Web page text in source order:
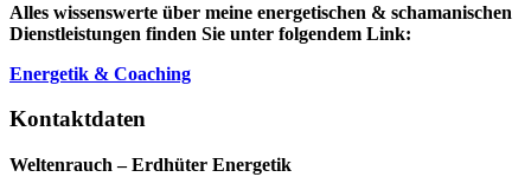
Alles wissenswerte über meine energetischen & schamanischen
Dienstleistungen finden Sie unter folgendem Link:
Energetik & Coaching
Kontaktdaten
Weltenrauch – Erdhüter Energetik